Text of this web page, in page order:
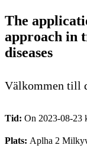
The
approach in
diseases
Välkommen till
Tid: On 2023-08-23
Plats: Aplha 2